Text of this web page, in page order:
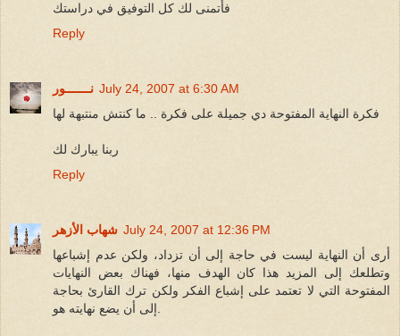
فأتمنى لك كل التوفيق في دراستك
Reply
نـــــــور July 24, 2007 at 6:30 AM
فكرة النهاية المفتوحة دي جميلة على فكرة .. ما كنتش منتبهة لها
ربنا يبارك لك
Reply
شهاب الأزهر July 24, 2007 at 12:36 PM
أرى أن النهاية ليست في حاجة إلى أن تزداد، ولكن عدم إشباعها
وتطلعك إلى المزيد هذا كان الهدف منها، فهناك بعض النهايات
المفتوحة التي لا تعتمد على إشباع الفكر ولكن ترك القارئ بحاجة
إلى أن يضع نهايته هو.